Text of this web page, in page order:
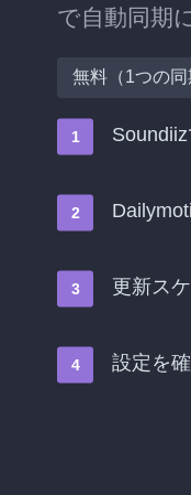
で自動同期
無料（1つの同
更新ス
設定を